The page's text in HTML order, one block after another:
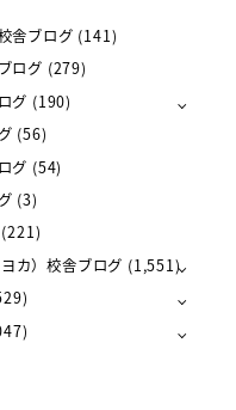
舎ブログ (141)
ログ (279)
グ (190)
(56)
グ (54)
(3)
(221)
カ）校舎ブログ (1,551)